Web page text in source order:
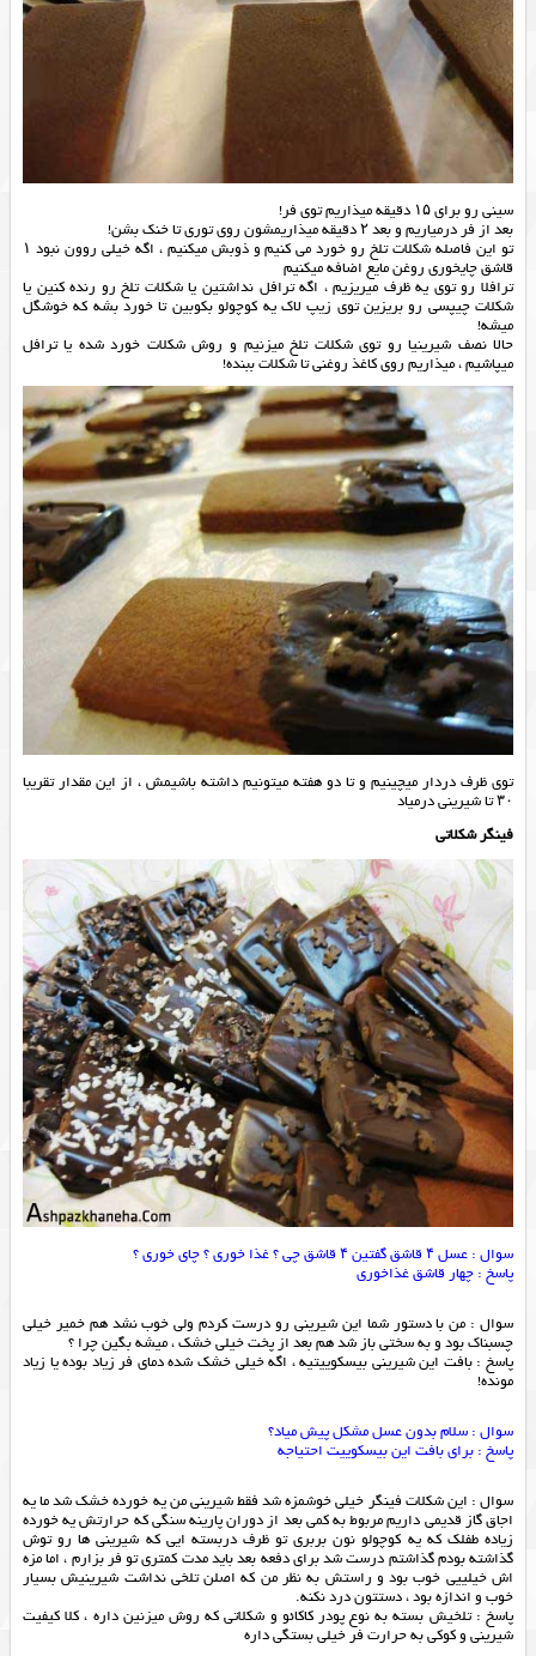
سینی رو برای ۱۵ دقیقه میذاریم توی فر!
بعد از فر درمیاریم و بعد ۲ دقیقه میذاریمشون روی توری تا خنک بشن!
تو این فاصله شکلات تلخ رو خورد می کنیم و ذوبش میکنیم ، اگه خیلی روون نبود ۱
قاشق چایخوری روغن مایع اضافه میکنیم
ترافلا رو توی یه ظرف میریزیم ، اگه ترافل نداشتین یا شکلات تلخ رو رنده کنین یا
شکلات چیپسی رو بریزین توی زیپ لاک یه کوچولو بکوبین تا خورد بشه که خوشگل
میشه!
حالا نصف شیرینیا رو توی شکلات تلخ میزنیم و روش شکلات خورد شده یا ترافل
میپاشیم ، میذاریم روی کاغذ روغنی تا شکلات ببنده!
توی ظرف دردار میچینیم و تا دو هفته میتونیم داشته باشیمش ، از این مقدار تقریبا
۳۰ تا شیرینی درمیاد
فینگر شکلاتی
سوال : عسل ۴ قاشق گفتین ۴ قاشق چی ؟ غذا خوری ؟ چای خوری ؟
پاسخ : چهار قاشق غذاخوری
سوال : من با دستور شما این شیرینی رو درست کردم ولی خوب نشد هم خمیر خیلی
چسبناک بود و به سختی باز شد هم بعد از پخت خیلی خشک ، میشه بگین چرا ؟
پاسخ : بافت این شیرینی بیسکوییتیه ، اگه خیلی خشک شده دمای فر زیاد بوده یا زیاد
مونده!
سوال : سلام بدون عسل مشکل پیش میاد؟
پاسخ : برای بافت این بیسکوییت احتیاجه
سوال : این شکلات فینگر خیلی خوشمزه شد فقط شیرینی من یه خورده خشک شد ما یه
اجاق گاز قدیمی داریم مربوط به کمی بعد از دوران پارینه سنگی که حرارتش یه خورده
زیاده طفلک که یه کوچولو نون بربری تو ظرف دربسته ایی که شیرینی ها رو توش
گذاشته بودم گذاشتم درست شد برای دفعه بعد باید مدت کمتری تو فر بزارم ، اما مزه
اش خیلییی خوب بود و راستش به نظر من که اصلن تلخی نداشت شیرینیش بسیار
خوب و اندازه بود ، دستتون درد نکنه.
پاسخ : تلخیش بسته به نوع پودر کاکائو و شکلاتی که روش میزنین داره ، کلا کیفیت
شیرینی و کوکی به حرارت فر خیلی بستگی داره